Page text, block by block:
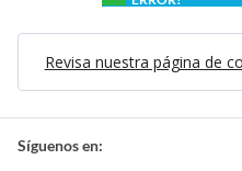
Revisa nuestra página de
Síguenos en: